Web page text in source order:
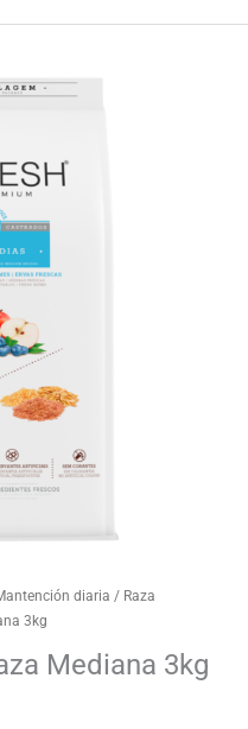
diaria / Raza
3kg
Mediana 3kg